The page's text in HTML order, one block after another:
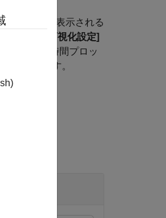
トに枠線が表示される
[可視化設定]
すべての時間プロッ
表示します。